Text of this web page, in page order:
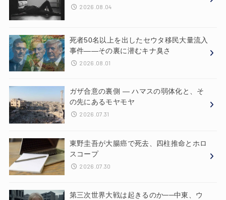
2026.08.04
死者50名以上を出したセウタ移民大量流入
事件——その裏に潜むキナ臭さ
2026.08.01
ガザ合意の裏側 ― ハマスの弱体化と、そ
の先にあるモヤモヤ
2026.07.31
東野圭吾が大腸癌で死去、四柱推命とホロ
スコープ
2026.07.30
第三次世界大戦は起きるのか──中東、ウ